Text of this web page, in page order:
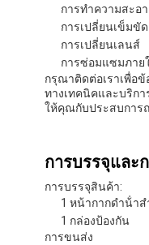
หน้ากากดําน้ําผู้ใหญ่
ชุดดําน้ําเด็ก
ปีกว่ายน้ํา
ชุดหน้ากากล่อง
อุปกรณ์เสริมสําหรับดํ
การทําความสะอ
การเปลี่ยนเข็มขัด
การเปลี่ยนเลนส์
การซ่อมแซมภาย
กรุณาติดต่อเราเพื่อ
ทางเทคนิคและบริกา
ให้คุณกับประสบการ
การบรรจุและ
การบรรจุสินค้า:
1 หน้ากากดําน้ํา
1 กล่องป้องกัน
การขนส่ง